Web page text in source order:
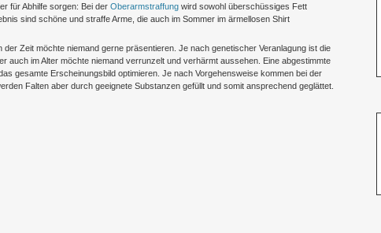
für Abhilfe sorgen: Bei der Oberarmstraffung wird sowohl überschüssiges Fett
sind schöne und straffe Arme, die auch im Sommer im ärmellosen Shirt
Zeit möchte niemand gerne präsentieren. Je nach genetischer Veranlagung ist die
auch im Alter möchte niemand verrunzelt und verhärmt aussehen. Eine abgestimmte
gesamte Erscheinungsbild optimieren. Je nach Vorgehensweise kommen bei der
Falten aber durch geeignete Substanzen gefüllt und somit ansprechend geglättet.